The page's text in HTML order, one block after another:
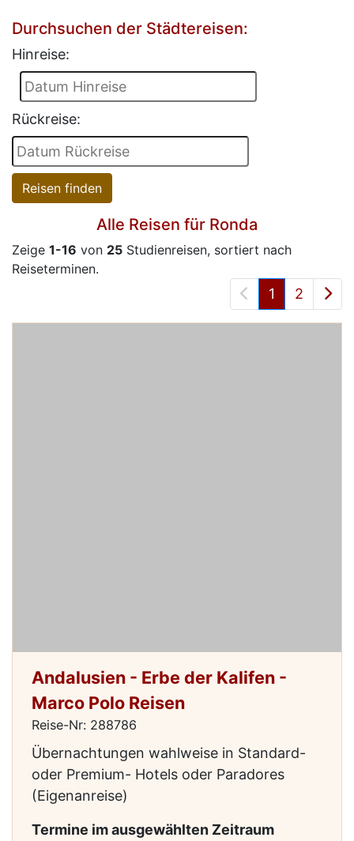
Durchsuchen der Städtereisen:
Hinreise:
Rückreise:
Reisen finden
Alle Reisen für Ronda
Zeige 1-16 von 25 Studienreisen, sortiert nach
Reiseterminen.
Vorheriger
1 2
Andalusien - Erbe der Kalifen -
Marco Polo Reisen
Reise-Nr: 288786
Übernachtungen wahlweise in Standard-
oder Premium- Hotels oder Paradores
(Eigenanreise)
Termine im ausgewählten Zeitraum